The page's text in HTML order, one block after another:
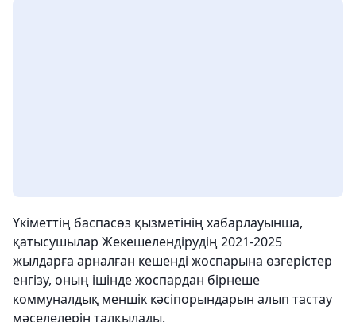
Үкіметтің баспасөз қызметінің хабарлауынша,
қатысушылар Жекешелендірудің 2021-2025
жылдарға арналған кешенді жоспарына өзгерістер
енгізу, оның ішінде жоспардан бірнеше
коммуналдық меншік кәсіпорындарын алып тастау
мәселелерін талқылады.